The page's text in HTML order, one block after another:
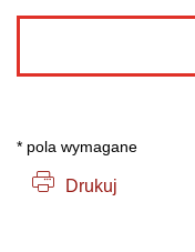
* pola wymagane
Drukuj